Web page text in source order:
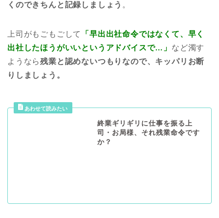
くのできちんと記録しましょう 。
上司がもごもごして
「早出出社命令ではなくて、早く
出社したほうがいいというアドバイスで…」 など濁す
ようなら残業と認めないつもりなので、キッパリお断
りしましょう。
終業ギリギリに仕事を振る上
司・お局様、それ残業命令です
か？